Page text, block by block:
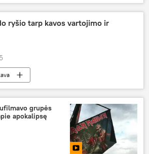
ryšio tarp kavos vartojimo ir
grupės
apokalipsę